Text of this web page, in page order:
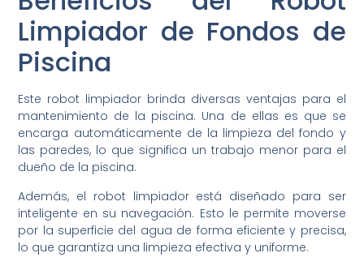
Limpiador de Fondos de
Piscina
Este robot limpiador brinda diversas ventajas para el
mantenimiento de la piscina. Una de ellas es que se
encarga automáticamente de la limpieza del fondo y
las paredes, lo que significa un trabajo menor para el
dueño de la piscina.
Además, el robot limpiador está diseñado para ser
inteligente en su navegación. Esto le permite moverse
por la superficie del agua de forma eficiente y precisa,
lo que garantiza una limpieza efectiva y uniforme.